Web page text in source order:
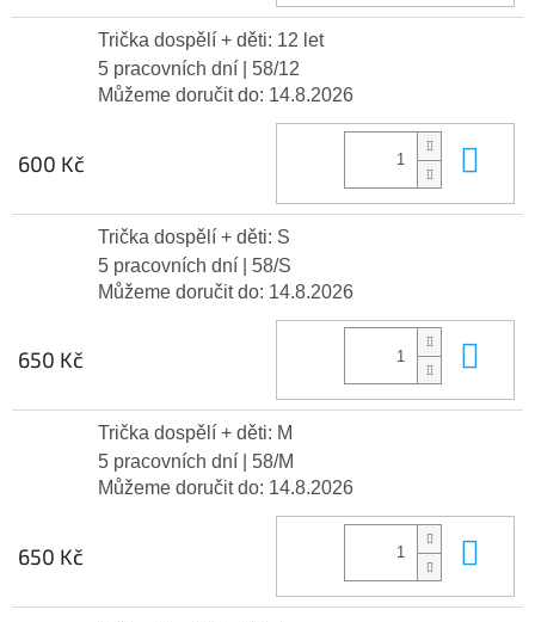
Trička dospělí + děti: 12 let
5 pracovních dní
| 58/12
Můžeme doručit do: 14.8.2026
600 Kč
Trička dospělí + děti: S
5 pracovních dní
| 58/S
Můžeme doručit do: 14.8.2026
650 Kč
Trička dospělí + děti: M
5 pracovních dní
| 58/M
Můžeme doručit do: 14.8.2026
650 Kč